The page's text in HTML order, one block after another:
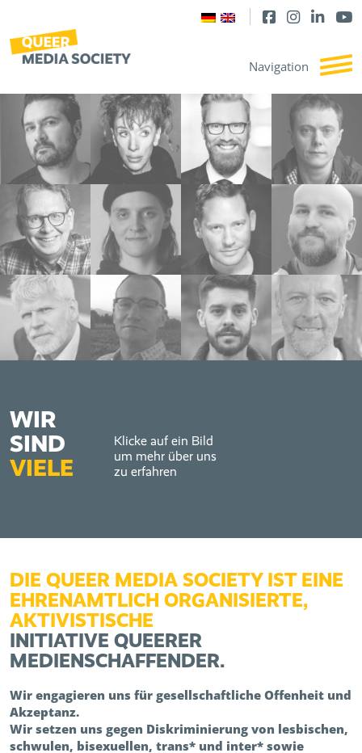
WIR
SIND
VIELE
Klicke auf ein Bild
um mehr über uns
zu erfahren
DIE QUEER MEDIA SOCIETY IST EINE
EHRENAMTLICH ORGANISIERTE,
AKTIVISTISCHE
INITIATIVE QUEERER
MEDIENSCHAFFENDER.
Wir engagieren uns für gesellschaftliche Offenheit und
Akzeptanz.
Wir setzen uns gegen Diskriminierung von lesbischen,
schwulen, bisexuellen, trans* und inter* sowie